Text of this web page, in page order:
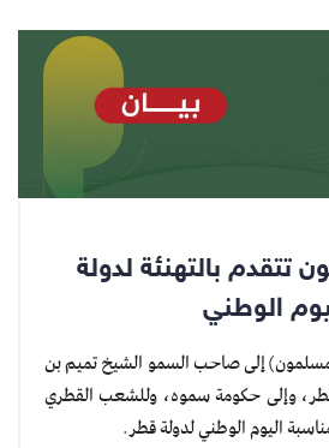
تتقدم بالتهنئة لدولة
الوطني
إلى صاحب السمو الشيخ تميم بن
وإلى حكومة سموه، وللشعب القطري
اليوم الوطني لدولة قطر.